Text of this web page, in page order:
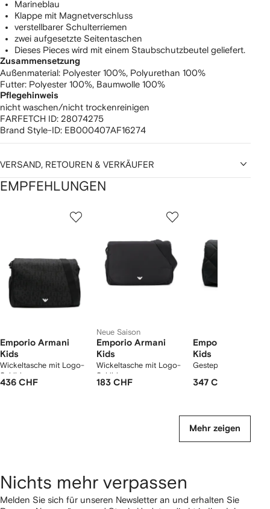
Marineblau
Klappe mit Magnetverschluss
verstellbarer Schulterriemen
zwei aufgesetzte Seitentaschen
Dieses Pieces wird mit einem Staubschutzbeutel geliefert.
Zusammensetzung
Außenmaterial: Polyester 100%, Polyurethan 100%
Futter: Polyester 100%, Baumwolle 100%
Pflegehinweis
nicht waschen/nicht trockenreinigen
FARFETCH ID: 28074275
Brand Style-ID: EB000407AF16274
VERSAND, RETOUREN & VERKÄUFER
EMPFEHLUNGEN
Emporio Armani
Kids
Wickeltasche mit Logo-
Schild
436 CHF
Neue Saison
Emporio Armani
Kids
Wickeltasche mit Logo-
Schild
183 CHF
Emporio Armani
Kids
Gesteppte
347 CHF
Mehr zeigen
Nichts mehr verpassen
Melden Sie sich für unseren Newsletter an und erhalten Sie